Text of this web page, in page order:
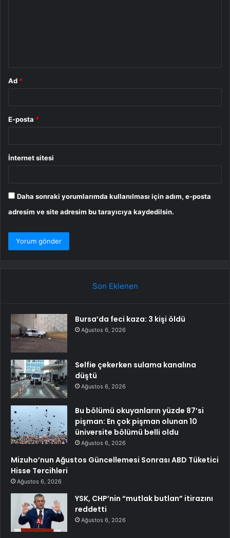
Ad *
E-posta *
İnternet sitesi
Daha sonraki yorumlarımda kullanılması için adım, e-posta
adresim ve site adresim bu tarayıcıya kaydedilsin.
Son Eklenen
Bursa’da feci kaza: 3 kişi öldü
Ağustos 6, 2026
Selfie çekerken sulama kanalına
düştü
Ağustos 6, 2026
Bu bölümü okuyanların yüzde 87’si
pişman: En çok pişman olunan 10
üniversite bölümü belli oldu
Ağustos 6, 2026
Mizuho’nun Ağustos Güncellemesi Sonrası ABD Tüketici
Hisse Tercihleri
Ağustos 6, 2026
YSK, CHP’nin “mutlak butlan” itirazını
reddetti
Ağustos 6, 2026